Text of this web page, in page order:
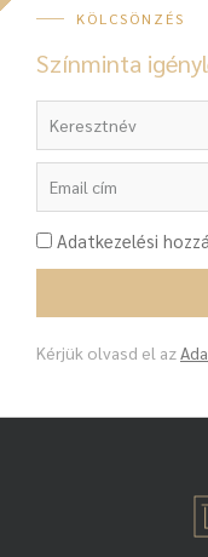
KÖLCSÖNZÉS
Színminta
Adatkezelési
Kérjük olvasd el az